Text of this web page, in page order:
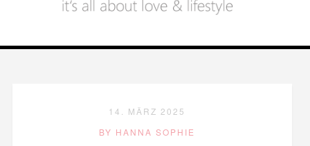
14. MÄRZ 2025
BY HANNA SOPHIE